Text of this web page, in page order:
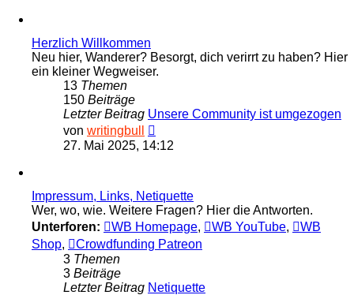
Herzlich Willkommen
Neu hier, Wanderer? Besorgt, dich verirrt zu haben? Hier
ein kleiner Wegweiser.
13 Themen
150 Beiträge
Letzter Beitrag Unsere Community ist umgezogen
von writingbull
Beitrag
27. Mai 2025, 14:12
Impressum, Links, Netiquette
Wer, wo, wie. Weitere Fragen? Hier die Antworten.
Unterforen:
WB Homepage, WB YouTube,
WB
Shop,
Crowdfunding Patreon
3 Themen
3 Beiträge
Letzter Beitrag Netiquette